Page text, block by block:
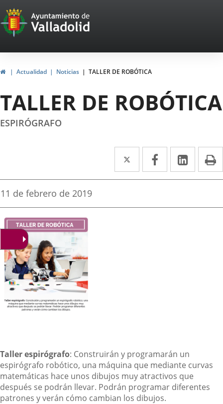
Portal
Web
del
Ayuntamiento
de
Valladolid
HomeActualidad Noticias TALLER DE ROBÓTICA
TALLER DE ROBÓTICA
ESPIRÓGRAFO
Twitter
Enlace
a
aplicación
Facebook
Enlace
a
aplicación
Enlace
a
Fecha
la
noticia
11 de febrero de 2019
Descripción
Taller espirógrafo: Construirán y programarán un
espirógrafo robótico, una máquina que mediante curvas
matemáticas hace unos dibujos muy atractivos que
después se podrán llevar. Podrán programar diferentes
patrones y verán cómo cambian los dibujos.